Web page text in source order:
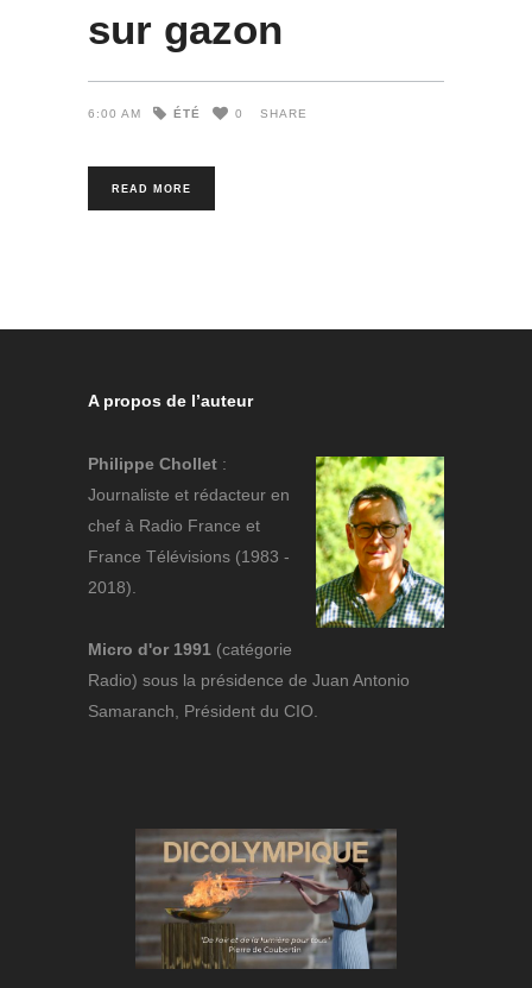
sur gazon
6:00 AM ÉTÉ 0 SHARE
READ MORE
A propos de l’auteur
Philippe Chollet :
Journaliste et rédacteur en
chef à Radio France et
France Télévisions (1983 -
2018).
Micro d'or 1991 (catégorie
Radio) sous la présidence de Juan Antonio
Samaranch, Président du CIO.